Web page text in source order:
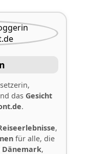
das Gesicht
.
,
für alle, die
Dänemark,